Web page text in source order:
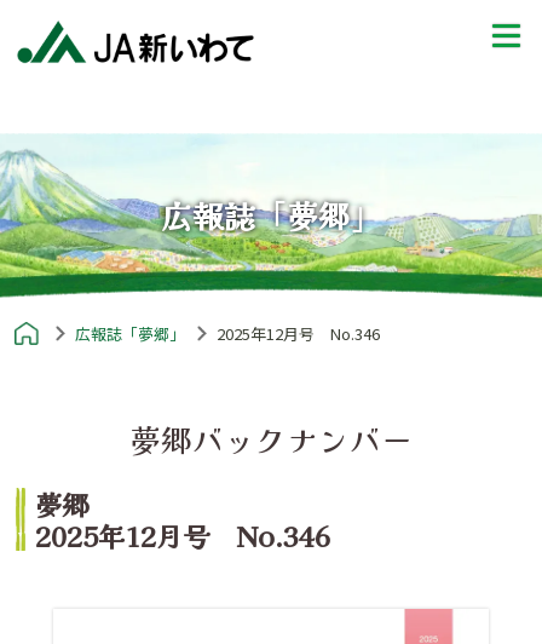
広報誌「夢郷」
広報誌「夢郷」 2025年12月号 No.346
夢郷バックナンバー
夢郷
2025年12月号 No.346